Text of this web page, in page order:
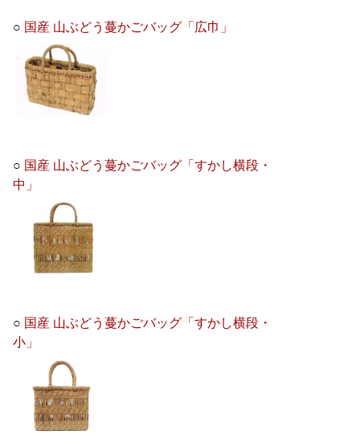
○ 国産 山ぶどう蔓かごバッグ「広巾」
○ 国産 山ぶどう蔓かごバッグ「すかし横段・
中」
○ 国産 山ぶどう蔓かごバッグ「すかし横段・
小」